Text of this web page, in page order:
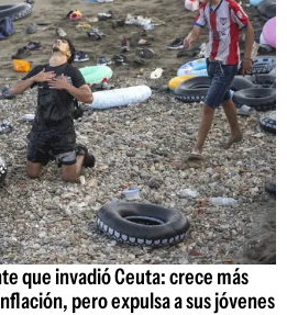
que invadió Ceuta: crece más
pero expulsa a sus jóvenes